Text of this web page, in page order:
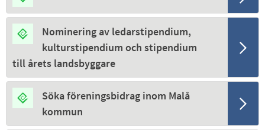
Nominering av ledarstipendium,
kulturstipendium och stipendium
till årets landsbyggare
Söka föreningsbidrag inom Malå
kommun